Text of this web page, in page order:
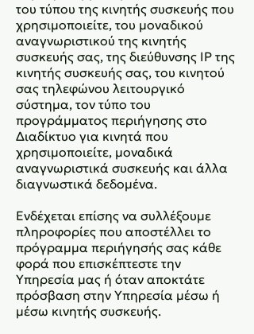
του τύπου της κινητής συσκευής που
χρησιμοποιείτε, του μοναδικού
αναγνωριστικού της κινητής
συσκευής σας, της διεύθυνσης IP της
κινητής συσκευής σας, του κινητού
σας τηλεφώνου λειτουργικό
σύστημα, τον τύπο του
προγράμματος περιήγησης στο
Διαδίκτυο για κινητά που
χρησιμοποιείτε, μοναδικά
αναγνωριστικά συσκευής και άλλα
διαγνωστικά δεδομένα.
Ενδέχεται επίσης να συλλέξουμε
πληροφορίες που αποστέλλει το
πρόγραμμα περιήγησής σας κάθε
φορά που επισκέπτεστε την
Υπηρεσία μας ή όταν αποκτάτε
πρόσβαση στην Υπηρεσία μέσω ή
μέσω κινητής συσκευής.